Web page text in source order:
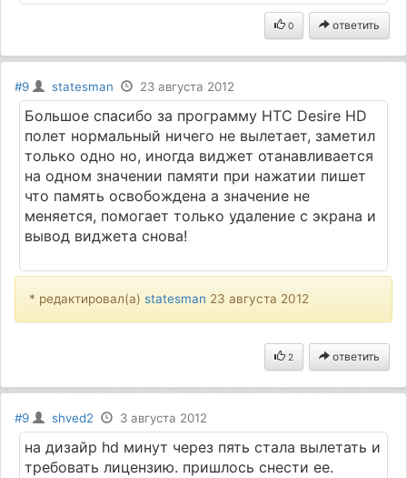
0 ответить
#9 statesman 23 августа 2012
Большое спасибо за программу HTC Desire HD
полет нормальный ничего не вылетает, заметил
только одно но, иногда виджет отанавливается
на одном значении памяти при нажатии пишет
что память освобождена а значение не
меняется, помогает только удаление с экрана и
вывод виджета снова!
* редактировал(а)statesman 23 августа 2012
2 ответить
#9 shved2 3 августа 2012
на дизайр hd минут через пять стала вылетать и
требовать лицензию. пришлось снести ее.